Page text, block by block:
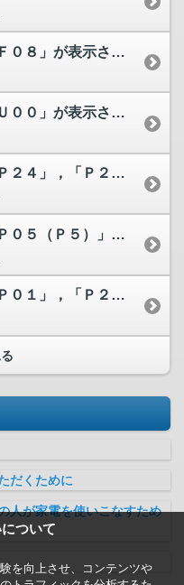
ついて
を向上させ、コンテンツや
（エラー表示）リモコンに「Ｆ０８」が表示されています。
（エラー表示）リモコンに「Ｕ００」が表示されています。
（エラー表示）リモコンに「Ｐ２４」，「Ｐ２５」，「Ｐ２６」...
（エラー表示）リモコンに「Ｐ０５（Ｐ５）」が表示されています。
（エラー表示）リモコンが「Ｐ０１」，「Ｐ２０」，「Ｐ２１」...